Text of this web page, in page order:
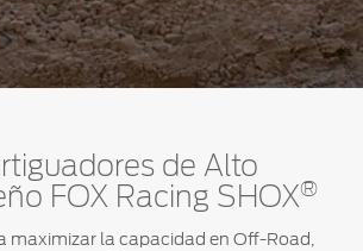
de Alto
FOX Racing SHOX®
maximizar la capacidad en Off-Road,